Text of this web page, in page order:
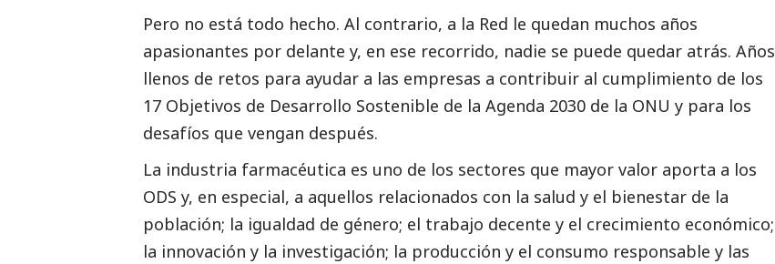
Pero no está todo hecho. Al contrario, a la Red le quedan muchos años
apasionantes por delante y, en ese recorrido, nadie se puede quedar atrás. Años
llenos de retos para ayudar a las empresas a contribuir al cumplimiento de los
17 Objetivos de Desarrollo Sostenible de la Agenda 2030 de la ONU y para los
desafíos que vengan después.
La industria farmacéutica es uno de los sectores que mayor valor aporta a los
ODS y, en especial, a aquellos relacionados con la salud y el bienestar de la
población; la igualdad de género; el trabajo decente y el crecimiento económico;
la innovación y la investigación; la producción y el consumo responsable y las